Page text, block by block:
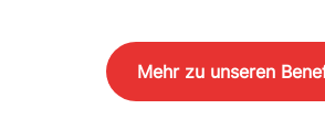
Mehr zu unseren